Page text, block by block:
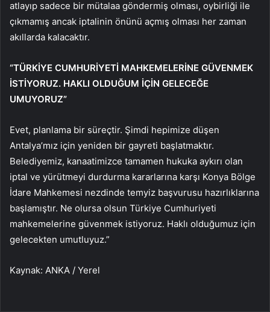
atlayıp sadece bir mütalaa göndermiş olması, oybirliği ile
çıkmamış ancak iptalinin önünü açmış olması her zaman
akıllarda kalacaktır.
“TÜRKİYE CUMHURİYETİ MAHKEMELERİNE GÜVENMEK
İSTİYORUZ. HAKLI OLDUĞUM İÇİN GELECEĞE
UMUYORUZ”
Evet, planlama bir süreçtir. Şimdi hepimize düşen
Antalya’mız için yeniden bir gayreti başlatmaktır.
Belediyemiz, kanaatimizce tamamen hukuka aykırı olan
iptal ve yürütmeyi durdurma kararlarına karşı Konya Bölge
İdare Mahkemesi nezdinde temyiz başvurusu hazırlıklarına
başlamıştır. Ne olursa olsun Türkiye Cumhuriyeti
mahkemelerine güvenmek istiyoruz. Haklı olduğumuz için
gelecekten umutluyuz.”
Kaynak: ANKA / Yerel